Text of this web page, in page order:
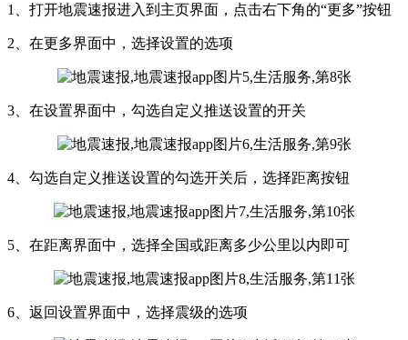
1、打开地震速报进入到主页界面，点击右下角的“更多”按钮
2、在更多界面中，选择设置的选项
3、在设置界面中，勾选自定义推送设置的开关
4、勾选自定义推送设置的勾选开关后，选择距离按钮
5、在距离界面中，选择全国或距离多少公里以内即可
6、返回设置界面中，选择震级的选项